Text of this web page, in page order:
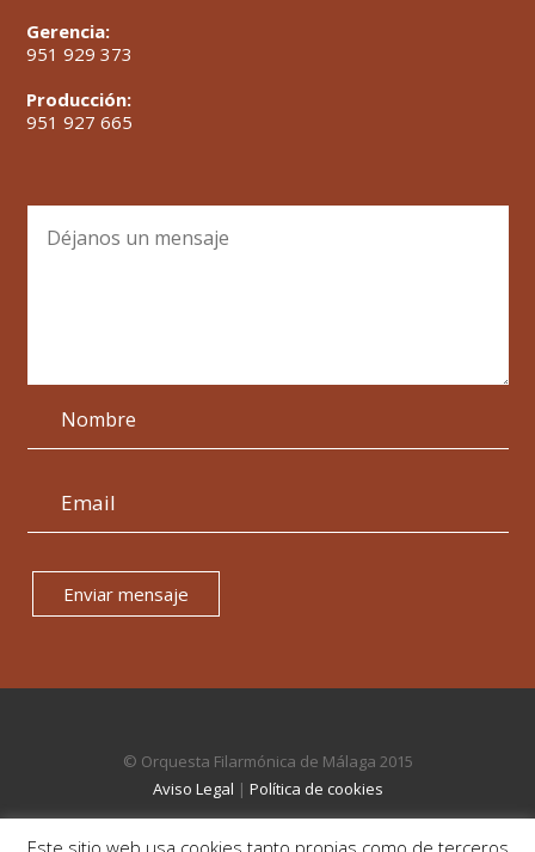
Gerencia:
951 929 373
Producción:
951 927 665
Enviar mensaje
© Orquesta Filarmónica de Málaga 2015
Aviso Legal | Política de cookies